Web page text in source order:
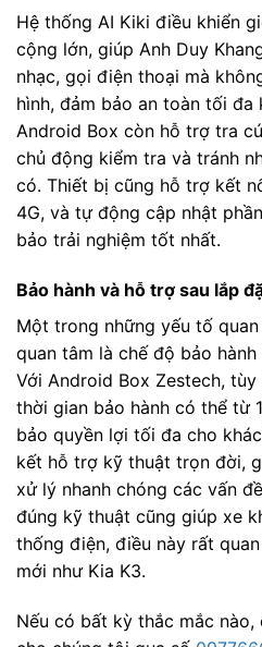
Hệ thống AI Kiki điều khiển
cộng lớn, giúp Anh Duy
nhạc, gọi điện thoại mà
hình, đảm bảo an toàn tối đa
Android Box còn hỗ trợ tra
chủ động kiểm tra và tránh
có. Thiết bị cũng hỗ trợ kết
4G, và tự động cập nhật
bảo trải nghiệm tốt nhất.
Bảo hành và hỗ trợ sau lắp
Một trong những yếu tố
quan tâm là chế độ bảo
Với Android Box Zestech,
thời gian bảo hành có thể từ
bảo quyền lợi tối đa cho
kết hỗ trợ kỹ thuật trọn đời,
xử lý nhanh chóng các vấn
đúng kỹ thuật cũng giúp xe
thống điện, điều này rất
mới như Kia K3.
Nếu có bất kỳ thắc mắc